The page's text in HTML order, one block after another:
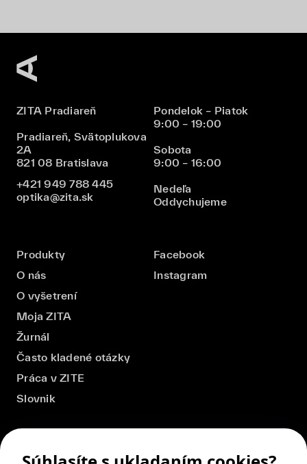
ZITA Pradiareň
Pradiareň, Svätoplukova
2A
821 08 Bratislava
+421 949 788 445
optika@zita.sk
Pondelok – Piatok
9:00 – 19:00
Sobota
9:00 – 16:00
Nedeľa
Oddychujeme
Produkty
O nás
O vyšetrení
Moja ZITA
Žurnál
Často kladené otázky
Práca v ZITE
Slovnik
Facebook
Instagram